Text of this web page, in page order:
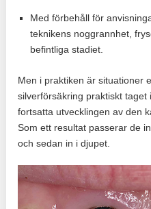
Med förbehåll för
teknikens noggrannhet,
befintliga stadiet.
Men i praktiken är situationer
silverförsäkring praktiskt
fortsatta utvecklingen av den
Som ett resultat passerar de
och sedan in i djupet.